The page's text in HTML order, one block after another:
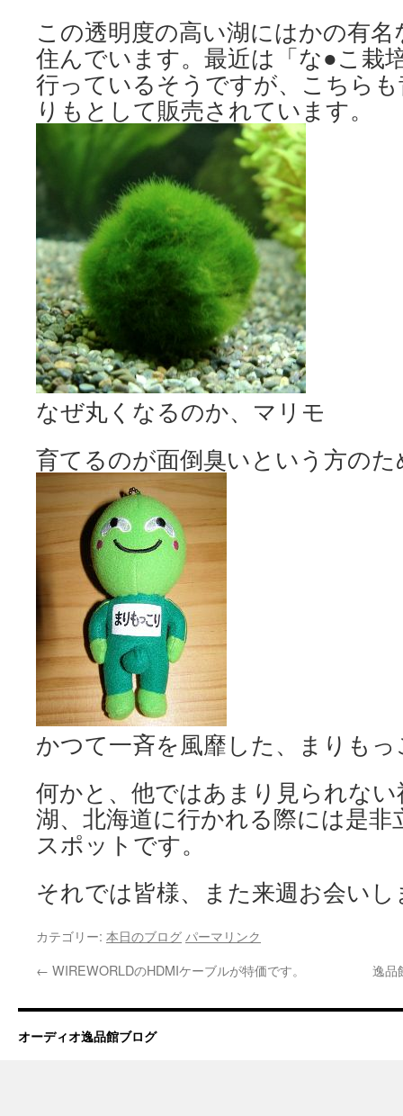
この透明度の高い湖にはかの有
住んでいます。最近は「な●こ栽
行っているそうですが、こちら
りもとして販売されています。
なぜ丸くなるのか、マリモ
育てるのが面倒臭いという方の
かつて一斉を風靡した、まりもっ
何かと、他ではあまり見られな
湖、北海道に行かれる際には是
スポットです。
それでは皆様、また来週お会い
カテゴリー: 本日のブログ パーマリンク
← WIREWORLDのHDMIケーブルが特価です。 逸品
オーディオ逸品館ブログ